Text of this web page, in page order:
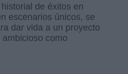
de éxitos en
escenarios únicos, se
dar vida a un proyecto
como